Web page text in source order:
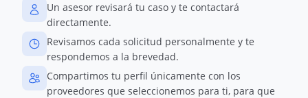
Un asesor revisará tu caso y te contactará
directamente.
Revisamos cada solicitud personalmente y te
respondemos a la brevedad.
Compartimos tu perfil únicamente con los
proveedores que seleccionemos para ti, para que